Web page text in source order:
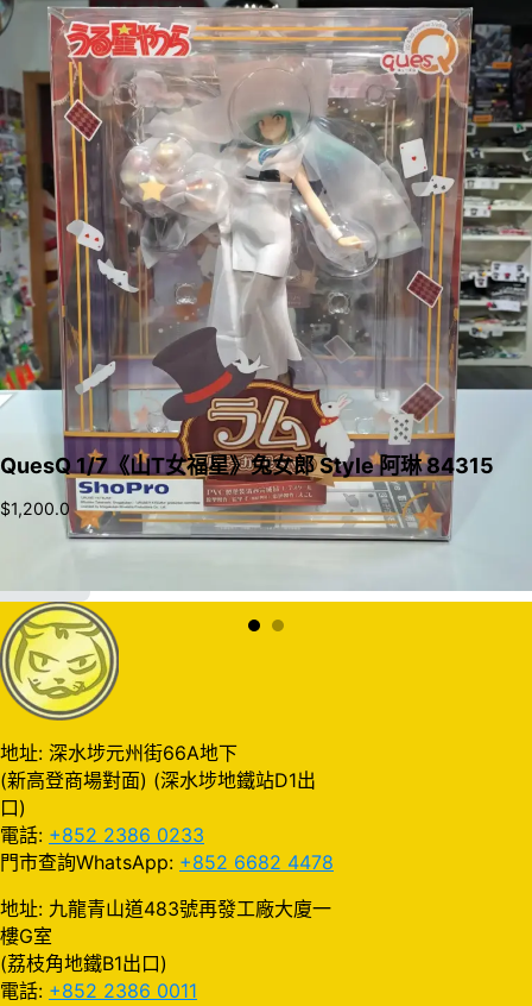
QuesQ 1/7《山T女福星》兔女郎 Style 阿琳 84315
$1,200.0
地址: 深水埗元州街66A地下
(新高登商場對面) (深水埗地鐵站D1出
口)
電話: +852 2386 0233
門市查詢WhatsApp: +852 6682 4478
地址: 九龍青山道483號再發工廠大廈一
樓G室
(荔枝角地鐵B1出口)
電話: +852 2386 0011